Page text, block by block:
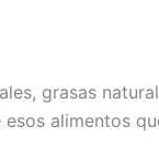
grasas
alimentos